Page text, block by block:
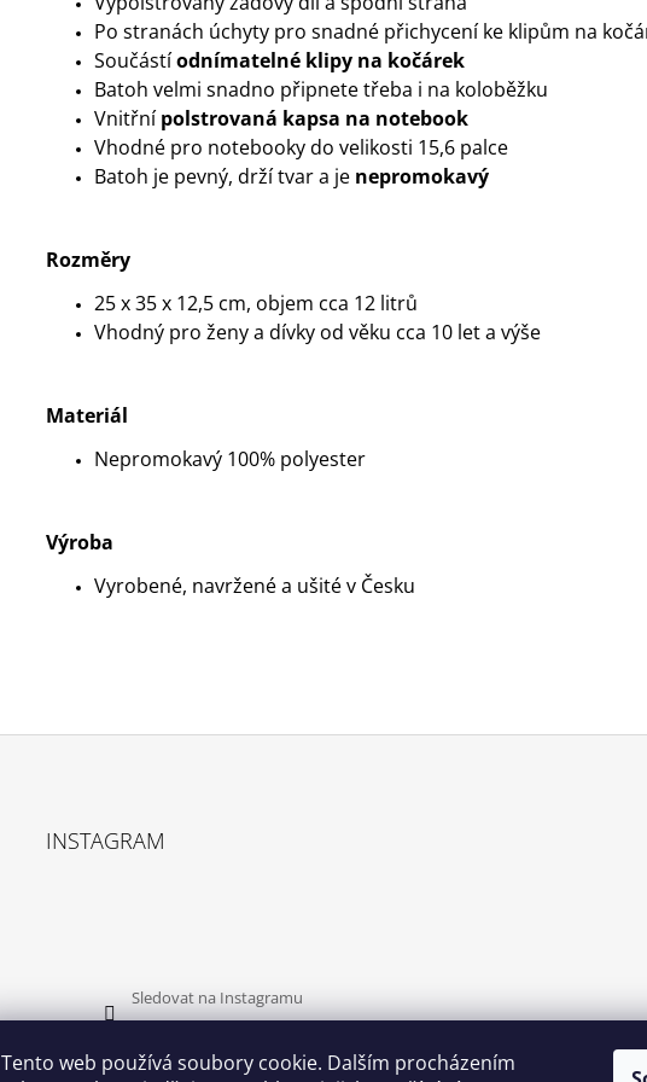
Tento web používá soubory cookie. Dalším procházením
Po stranách úchyty pro snadné přichycení ke klipům na
Součástíodnímatelné klipy na kočárek
Batoh velmi snadno připnete třeba i na koloběžku
Vnitřnípolstrovaná kapsa na notebook
Vhodné pro notebooky do velikosti 15,6 palce
Batoh je pevný, drží tvar a je nepromokavý
Rozměry
25 x 35 x 12,5 cm, objem cca 12 litrů
Vhodný pro ženy a dívky od věku cca 10 let a výše
Materiál
Nepromokavý 100% polyester
Výroba
Vyrobené, navržené a ušité v Česku
INSTAGRAM
Sledovat na Instagramu